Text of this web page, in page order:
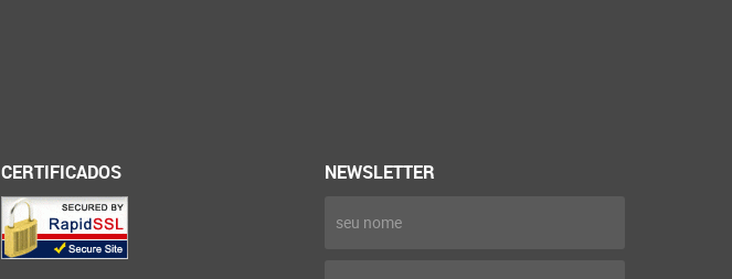
CERTIFICADOS NEWSLETTER